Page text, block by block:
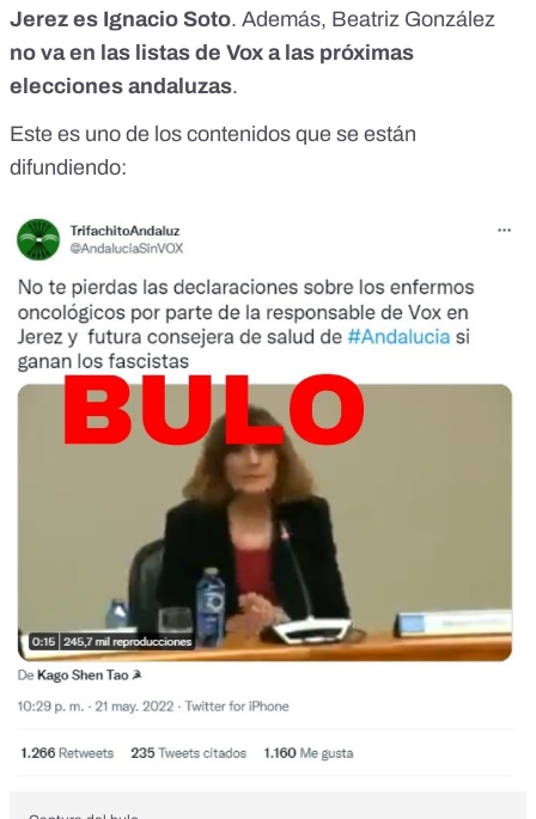
Jerez es Ignacio Soto. Además, Beatriz González
no va en las listas de Vox a las próximas
elecciones andaluzas.
Este es uno de los contenidos que se están
difundiendo: